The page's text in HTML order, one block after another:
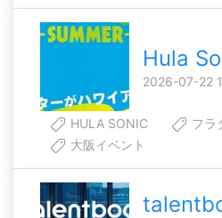
Hula
2026-07-22
HULA SONIC
フラ
大阪イベント